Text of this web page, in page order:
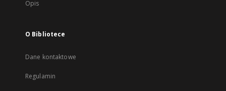
Opis
O Bibliotece
Dane kontaktowe
Regulamin